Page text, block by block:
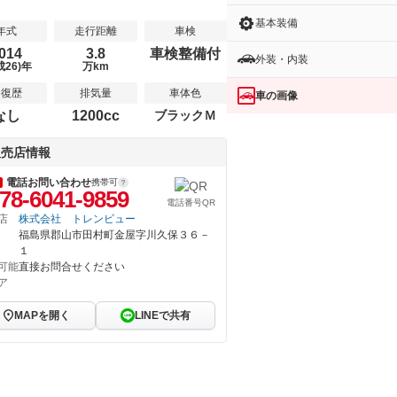
式
26)年
走行距離
3.8
万km
車検
車検整備付
歴
し
排気量
1200cc
車体色
ブラックＭ
店情報
電話お問い合わせ携帯可
6041-9859 電話番号QR
株式会社 トレンビュー
福島県郡山市田村町金屋字川久保３６－
１
能直接お問合せください
MAPを開く LINEで共有
基本装備
外装・内装
車の画像